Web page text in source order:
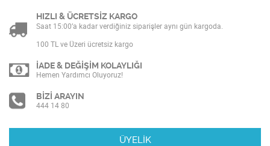
HIZLI & ÜCRETSİZ KARGO
Saat 15:00’a kadar verdiğiniz siparişler aynı gün kargoda.
100 TL ve Üzeri ücretsiz kargo
İADE & DEĞİŞİM KOLAYLIĞI
Hemen Yardımcı Oluyoruz!
BİZİ ARAYIN
444 14 80
ÜYELİK